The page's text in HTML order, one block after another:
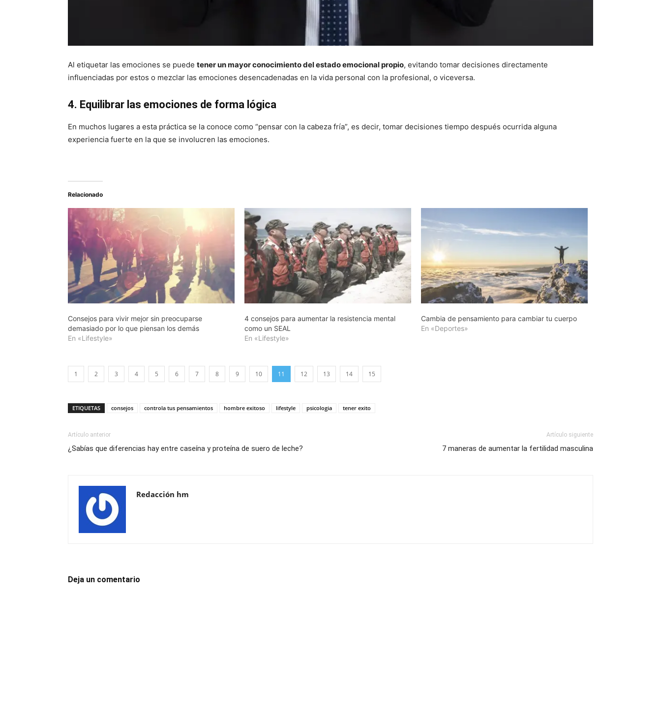
Al etiquetar las emociones se puede tener un mayor conocimiento del estado emocional propio, evitando tomar decisiones directamente
influenciadas por estos o mezclar las emociones desencadenadas en la vida personal con la profesional, o viceversa.
4. Equilibrar las emociones de forma lógica
En muchos lugares a esta práctica se la conoce como “pensar con la cabeza fría”, es decir, tomar decisiones tiempo después ocurrida alguna
experiencia fuerte en la que se involucren las emociones.
Relacionado
Consejos para vivir mejor sin preocuparse
demasiado por lo que piensan los demás
En «Lifestyle»
4 consejos para aumentar la resistencia mental
como un SEAL
En «Lifestyle»
Cambia de pensamiento para cambiar tu cuerpo
En «Deportes»
1 2 3 4 5 6 7 8 9 10 11 12 13 14 15
ETIQUETAS consejos controla tus pensamientos hombre exitoso lifestyle psicologia tener exito
Artículo anterior
¿Sabías que diferencias hay entre caseína y proteína de suero de leche?
Artículo siguiente
7 maneras de aumentar la fertilidad masculina
Redacción hm
Deja un comentario